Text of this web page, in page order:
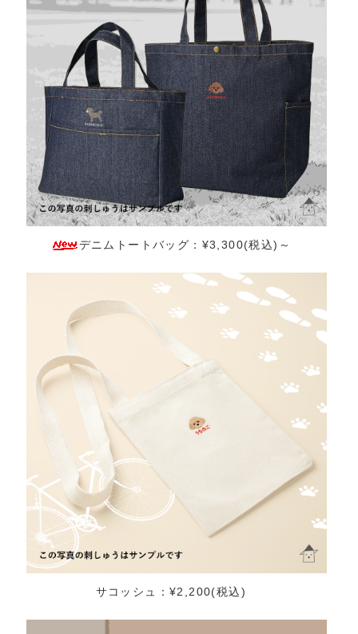
デニムトートバッグ：¥3,300(税込)～
サコッシュ：¥2,200(税込)